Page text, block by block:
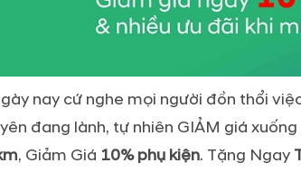
nay cứ nghe mọi người đồn thổi
đang lành, tự nhiên GIẢM giá
, Giảm Giá 10% phụ kiện. Tặng Ngay